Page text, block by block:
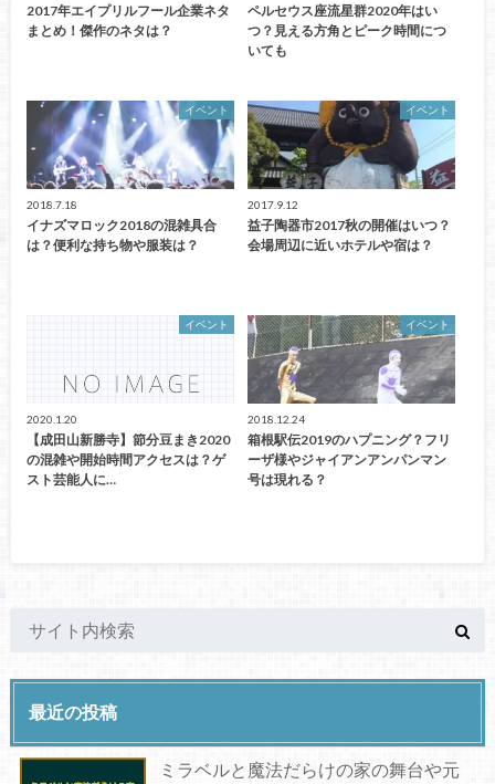
2017年エイプリルフール企業ネタ
まとめ！傑作のネタは？
ペルセウス座流星群2020年はい
つ？見える方角とピーク時間につ
いても
イベント
2018.7.18
イナズマロック2018の混雑具合
は？便利な持ち物や服装は？
イベント
2017.9.12
益子陶器市2017秋の開催はいつ？
会場周辺に近いホテルや宿は？
イベント
2020.1.20
【成田山新勝寺】節分豆まき2020
の混雑や開始時間アクセスは？ゲ
スト芸能人に…
イベント
2018.12.24
箱根駅伝2019のハプニング？フリ
ーザ様やジャイアンアンパンマン
号は現れる？
最近の投稿
ミラベルと魔法だらけの家の舞台や元